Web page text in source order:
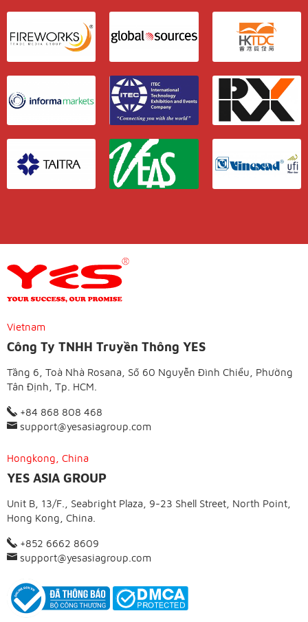
Vietnam
Công Ty TNHH Truyền Thông YES
Tầng 6, Toà Nhà Rosana, Số 60 Nguyễn Đình Chiểu, Phường
Tân Định, Tp. HCM.
+84 868 808 468
support@yesasiagroup.com
Hongkong, China
YES ASIA GROUP
Unit B, 13/F., Seabright Plaza, 9-23 Shell Street, North Point,
Hong Kong, China.
+852 6662 8609
support@yesasiagroup.com